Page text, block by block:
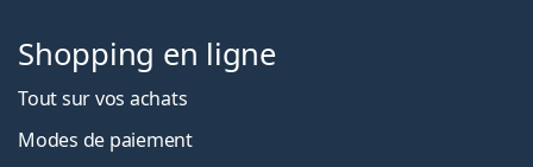
Shopping en ligne
Tout sur vos achats
Modes de paiement